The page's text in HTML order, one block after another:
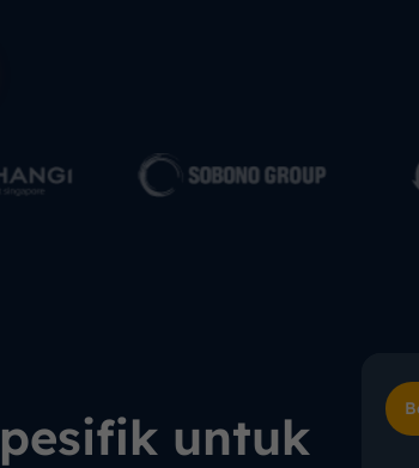
untuk